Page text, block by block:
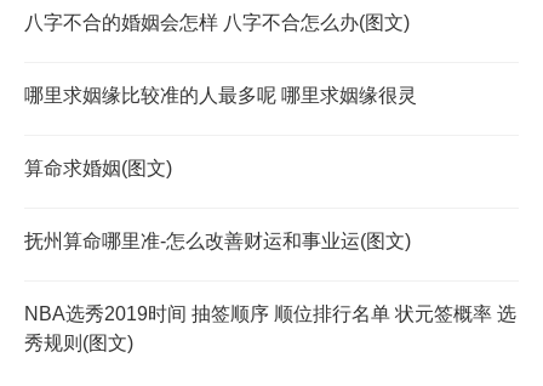
八字不合的婚姻会怎样 八字不合怎么办(图文)
哪里求姻缘比较准的人最多呢 哪里求姻缘很灵
算命求婚姻(图文)
抚州算命哪里准-怎么改善财运和事业运(图文)
NBA选秀2019时间 抽签顺序 顺位排行名单 状元签概率 选
秀规则(图文)